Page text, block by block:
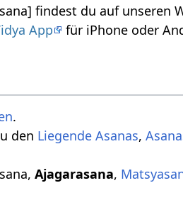
findest du auf unseren
App für iPhone oder
.
den Liegende Asanas,
Ajagarasana,